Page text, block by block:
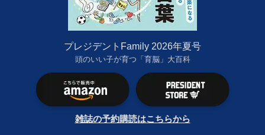
プレジデントFamily 2026年夏号
頭のいい子が育つ「育脳」大百科
雑誌の予約購読はこちらから